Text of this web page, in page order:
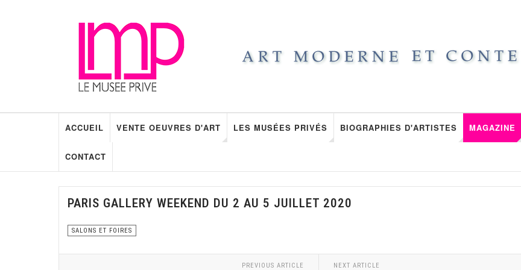
ACCUEIL VENTE OEUVRES D'ART LES MUSÉES PRIVÉS BIOGRAPHIES D'ARTISTES MAGAZINE
CONTACT
PARIS GALLERY WEEKEND DU 2 AU 5 JUILLET 2020
SALONS ET FOIRES
PREVIOUS ARTICLE NEXT ARTICLE